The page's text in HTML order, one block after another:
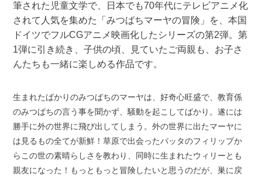
筆された児童文学で、日本でも70年代にテレビアニメ化
されて人気を集めた「みつばちマーヤの冒険」を、本国
ドイツでフルCGアニメ映画化したシリーズの第2弾。第
1弾に引き続き、子供の頃、見ていたご両親も、お子さ
んたちも一緒に楽しめる作品です。
生まれたばかりのみつばちのマーヤは、好奇心旺盛で、教育係
のみつばちの言う事を聞かず、騒動を起こしてばかり。遂には
勝手に外の世界に飛び出してしまう。外の世界に出たマーヤに
は見るもの全てが新鮮！草原で出会ったバッタのフィリップか
らこの世の素晴らしさを教わり、同時に生まれたウィリーとも
親友になった！もっともっと冒険したいと思うのだが、巣に戻